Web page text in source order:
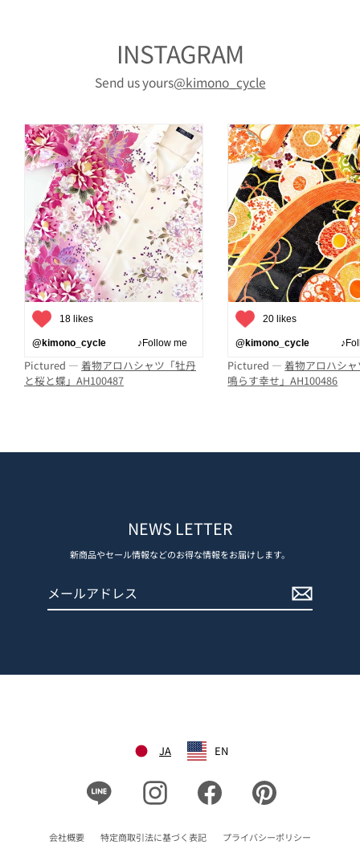
INSTAGRAM
Send us yours@kimono_cycle
18 likes
@kimono_cycle ♪Follow me
Pictured — 着物アロハシャツ「牡丹
と桜と蝶」AH100487
20 likes
@kimono_cycle
Pictured —着物アロハシ
鳴らす幸せ」AH100486
NEWS LETTER
新商品やセール情報などのお得な情報をお届けします。
JA EN
Instagram Facebook
会社概要 特定商取引法に基づく表記 プライバシーポリシー